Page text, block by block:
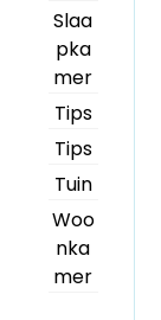
Slaa
pka
mer
Tips
Tips
Tuin
Woo
nka
mer